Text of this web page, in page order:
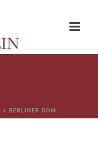
» BERLINER DOM